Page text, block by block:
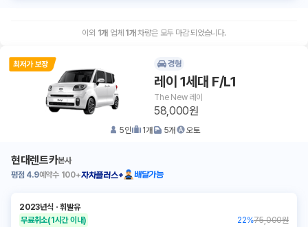
이외 1개 업체 1 개 차량은 모두 마감 되었습니다.
경형
레이 1세대 F/L1
The New 레이
58,000원
5인 1개 5개 오토
현대렌트카본사
평점 4.9예약수 100+자차플러스+ 배달가능
2023년식 ㆍ휘발유
무료취소(1시간 이내) 22%75,000원